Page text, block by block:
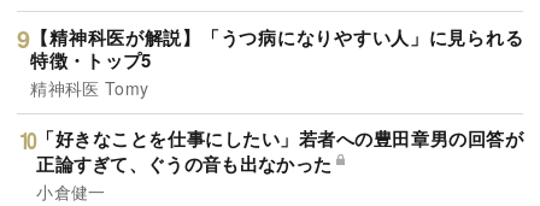
【精神科医が解説】「うつ病になりやすい人」に見られる
特徴・トップ5
精神科医 Tomy
「好きなことを仕事にしたい」若者への豊田章男の回答が
正論すぎて、ぐうの音も出なかった
小倉健一